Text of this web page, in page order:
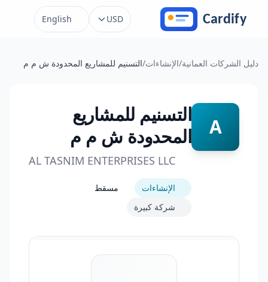
USD
English
دليل الشركات العمانية/الإنشاءات/التسنيم للمشاريع المحدودة ش م م
A
التسنيم للمشاريع
المحدودة ش م م
AL TASNIM ENTERPRISES LLC
الإنشاءات
مسقط
شركة كبيرة